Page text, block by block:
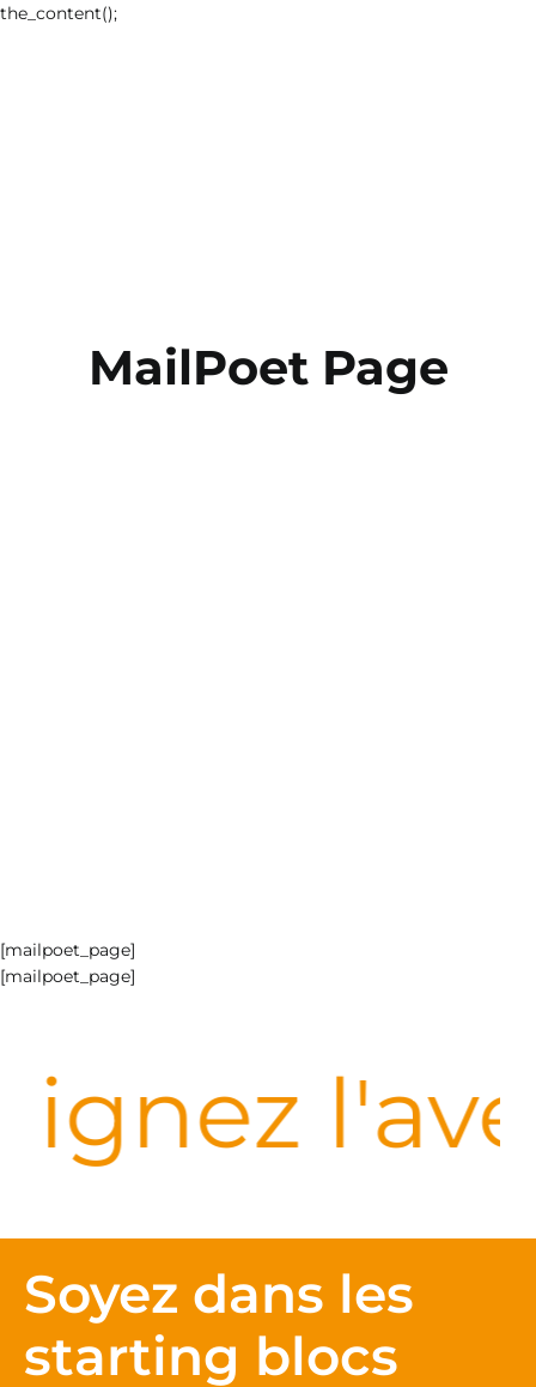
the_content();
MailPoet Page
[mailpoet_page]
[mailpoet_page]
Soyez dans les
starting blocs